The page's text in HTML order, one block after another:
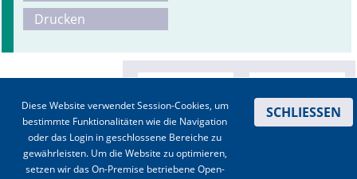
Drucken
Diese Website verwendet Session-Cookies, um
bestimmte Funktionalitäten wie die Navigation
oder das Login in geschlossene Bereiche zu
gewährleisten. Um die Website zu optimieren,
setzen wir das On-Premise betriebene Open-
SCHLIESSEN